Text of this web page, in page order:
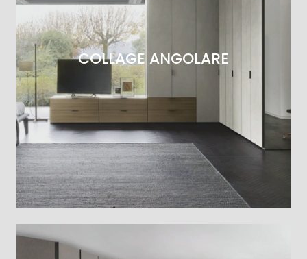
COLLAGE ANGOLARE